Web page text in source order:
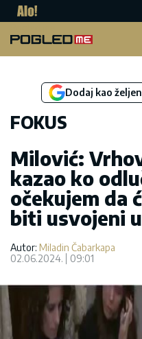
Dodaj kao
FOKUS
Milović:
kazao ko
očekujem da
biti usvojeni
Autor: Miladin Čabarkapa
02.06.2024.
09:01